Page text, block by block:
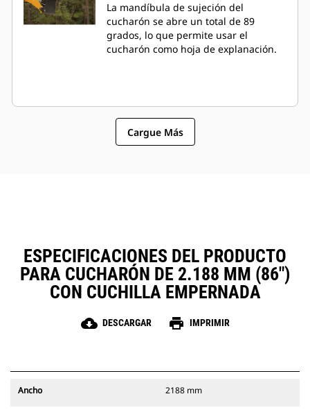
La mandíbula de sujeción del
cucharón se abre un total de 89
grados, lo que permite usar el
cucharón como hoja de explanación.
Cargue Más
ESPECIFICACIONES DEL PRODUCTO
PARA CUCHARÓN DE 2.188 MM (86")
CON CUCHILLA EMPERNADA
cloud_download DESCARGAR print IMPRIMIR
Ancho 2188 mm